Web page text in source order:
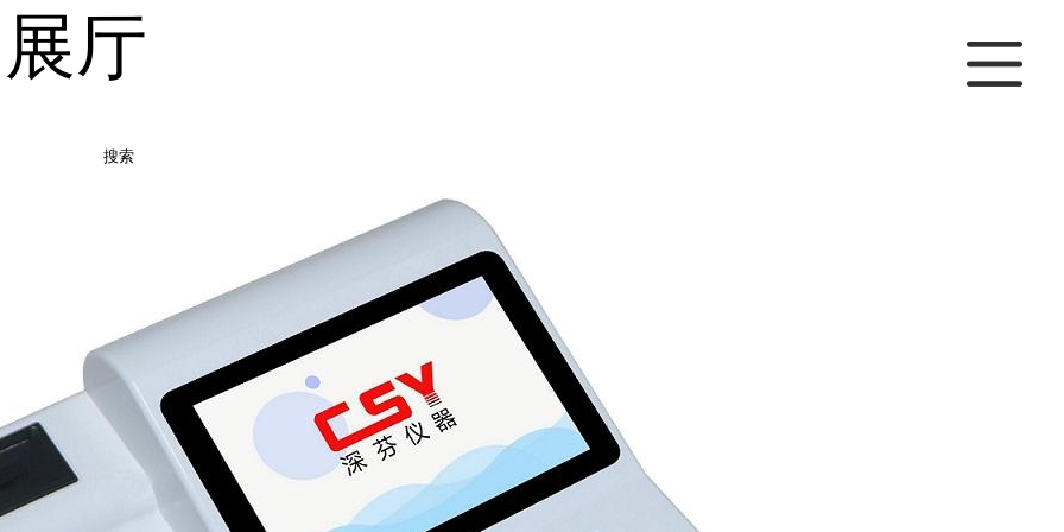
厅
搜索